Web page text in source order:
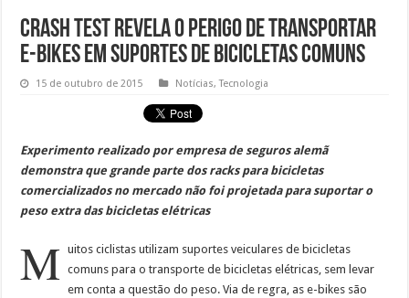
Crash test revela o perigo de transportar
e-bikes em suportes de bicicletas comuns
15 de outubro de 2015 Notícias,Tecnologia
Experimento realizado por empresa de seguros alemã
demonstra que grande parte dos racks para bicicletas
comercializados no mercado não foi projetada para suportar o
peso extra das bicicletas elétricas
M uitos ciclistas utilizam suportes veiculares de bicicletas
comuns para o transporte de bicicletas elétricas, sem levar
em conta a questão do peso. Via de regra, as e-bikes são